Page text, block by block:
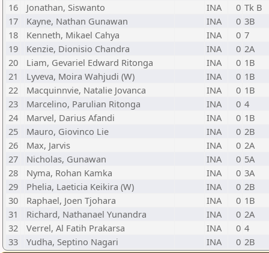
16
Jonathan, Siswanto INA 0 Tk B
17
Kayne, Nathan Gunawan INA 0 3B
18
Kenneth, Mikael Cahya INA 0 7
19
Kenzie, Dionisio Chandra INA 0 2A
20
Liam, Gevariel Edward Ritonga INA 0 1B
21
Lyveva, Moira Wahjudi (W) INA 0 1B
22
Macquinnvie, Natalie Jovanca INA 0 1B
23
Marcelino, Parulian Ritonga INA 0 4
24
Marvel, Darius Afandi INA 0 1B
25
Mauro, Giovinco Lie INA 0 2B
26
Max, Jarvis INA 0 2A
27
Nicholas, Gunawan INA 0 5A
28
Nyma, Rohan Kamka INA 0 3A
29
Phelia, Laeticia Keikira (W) INA 0 2B
30
Raphael, Joen Tjohara INA 0 1B
31
Richard, Nathanael Yunandra INA 0 2A
32
Verrel, Al Fatih Prakarsa INA 0 4
33
Yudha, Septino Nagari INA 0 2B